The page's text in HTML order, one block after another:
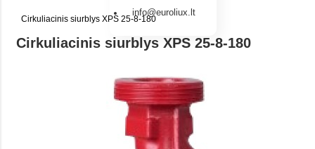
info@euroliux.lt
Cirkuliacinis siurblys XPS 25-8-180
Cirkuliacinis siurblys XPS 25-8-180